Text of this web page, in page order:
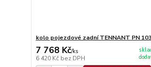
kolo pojezdové zadní TENNANT PN
7 768 Kč/ks
6 420 Kč bez DPH